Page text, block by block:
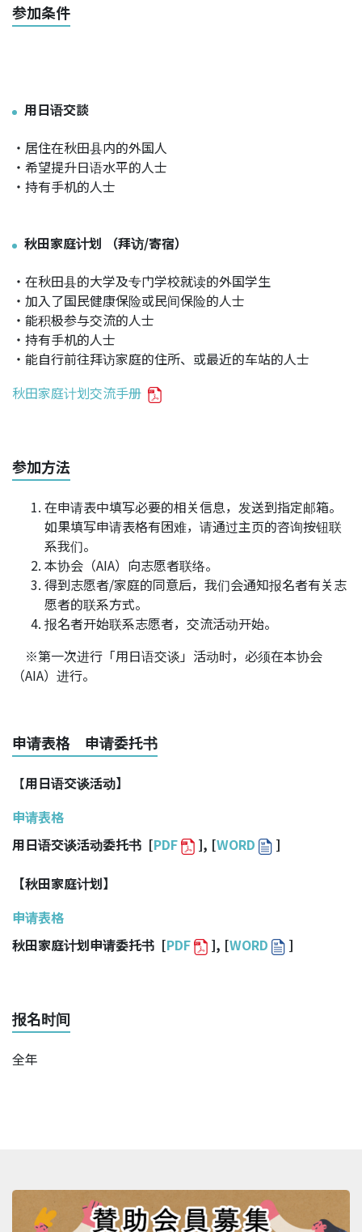
参加条件
用日语交談
・居住在秋田县内的外国人
・希望提升日语水平的人士
・持有手机的人士
秋田家庭计划 （拜访/寄宿）
・在秋田县的大学及专门学校就读的外国学生
・加入了国民健康保险或民间保险的人士
・能积极参与交流的人士
・持有手机的人士
・能自行前往拜访家庭的住所、或最近的车站的人士
秋田家庭计划交流手册
参加方法
在申请表中填写必要的相关信息，发送到指定邮箱。
如果填写申请表格有困难，请通过主页的咨询按钮联
系我们。
本协会（AIA）向志愿者联络。
得到志愿者/家庭的同意后，我们会通知报名者有关志
愿者的联系方式。
报名者开始联系志愿者，交流活动开始。
※第一次进行「用日语交谈」活动时，必须在本协会
（AIA）进行。
申请表格 申请委托书
【用日语交谈活动】
申请表格
用日语交谈活动委托书 [PDF ], [WORD
]
【秋田家庭计划】
申请表格
秋田家庭计划申请委托书 [PDF ], [WORD ]
报名时间
全年